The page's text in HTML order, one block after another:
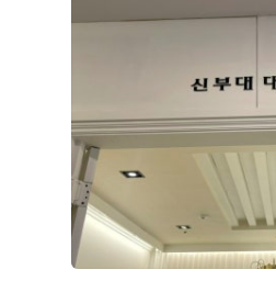
사한번 한뒤로 결혼준비하는
안성열, 김현주